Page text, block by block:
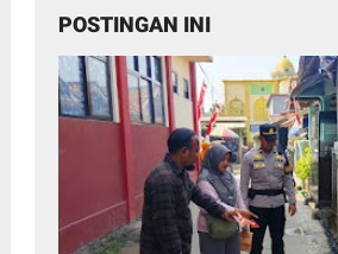
POSTINGAN INI